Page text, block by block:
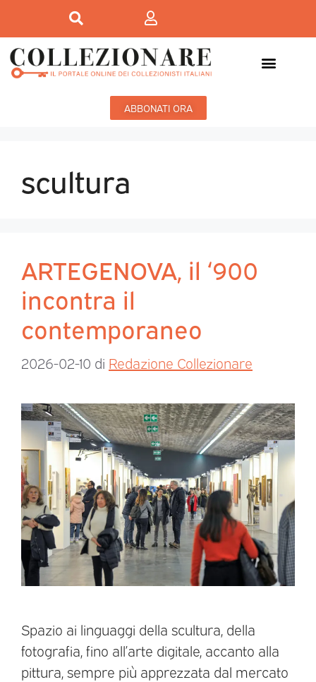
ABBONATI ORA
scultura
ARTEGENOVA, il ‘900
incontra il
contemporaneo
2026-02-10 di Redazione Collezionare
Spazio ai linguaggi della scultura, della
fotografia, fino all’arte digitale, accanto alla
pittura, sempre più apprezzata dal mercato